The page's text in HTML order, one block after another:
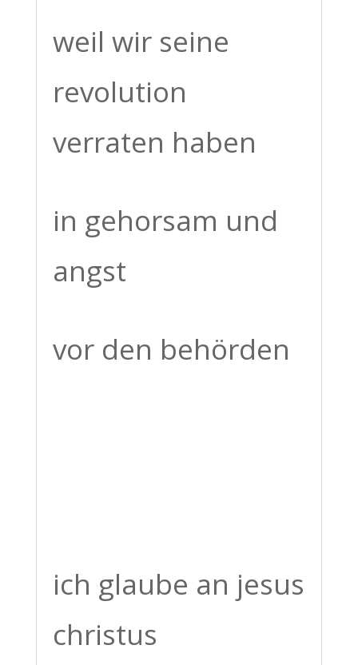
weil wir seine
revolution
verraten haben
in gehorsam und
angst
vor den behörden
ich glaube an jesus
christus